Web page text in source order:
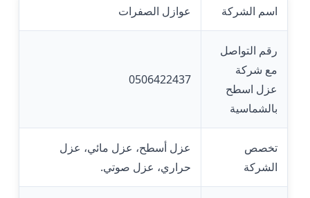
اسم الشركة عوازل الصفرات
رقم التواصل
مع شركة
عزل اسطح
بالشماسية
0506422437
تخصص
الشركة
عزل أسطح، عزل مائي، عزل
حراري، عزل صوتي.